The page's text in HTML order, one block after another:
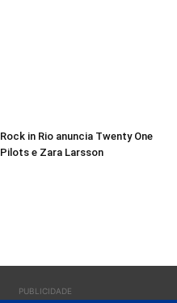
Rock in Rio anuncia Twenty One
Pilots e Zara Larsson
PUBLICIDADE